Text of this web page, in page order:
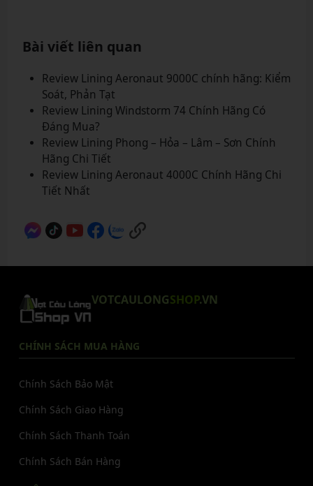
Bài viết liên quan
Review Lining Aeronaut 9000C chính hãng: Kiểm
Soát, Phản Tạt
Review Lining Windstorm 74 Chính Hãng Có
Đáng Mua?
Review Lining Phong – Hỏa – Lâm – Sơn Chính
Hãng Chi Tiết
Review Lining Aeronaut 4000C Chính Hãng Chi
Tiết Nhất
VOTCAULONGSHOP.VN
CHÍNH SÁCH MUA HÀNG
Chính Sách Bảo Mật
Chính Sách Giao Hàng
Chính Sách Thanh Toán
Chính Sách Bán Hàng